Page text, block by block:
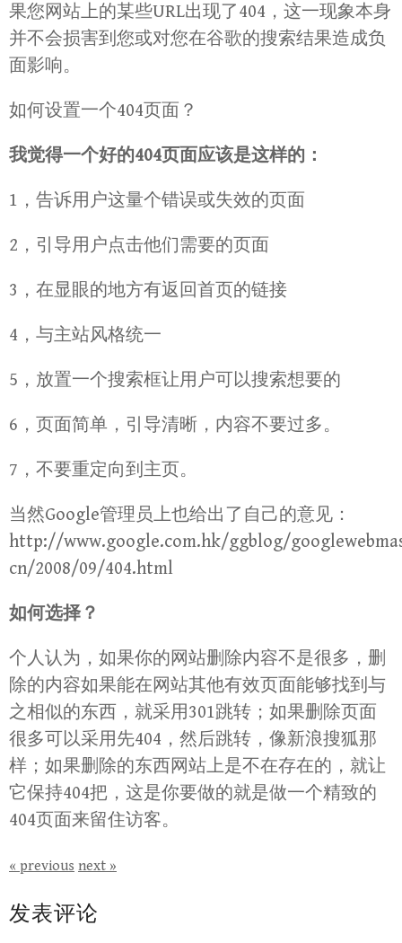
果您网站上的某些URL出现了404，这一现象本身
并不会损害到您或对您在谷歌的搜索结果造成负
面影响。
如何设置一个404页面？
我觉得一个好的404页面应该是这样的：
1，告诉用户这量个错误或失效的页面
2，引导用户点击他们需要的页面
3，在显眼的地方有返回首页的链接
4，与主站风格统一
5，放置一个搜索框让用户可以搜索想要的
6，页面简单，引导清晰，内容不要过多。
7，不要重定向到主页。
当然Google管理员上也给出了自己的意见：
http://www.google.com.hk/ggblog/
cn/2008/09/404.html
如何选择？
个人认为，如果你的网站删除内容不是很多，删
除的内容如果能在网站其他有效页面能够找到与
之相似的东西，就采用301跳转；如果删除页面
很多可以采用先404，然后跳转，像新浪搜狐那
样；如果删除的东西网站上是不在存在的，就让
它保持404把，这是你要做的就是做一个精致的
404页面来留住访客。
« previous next »
发表评论